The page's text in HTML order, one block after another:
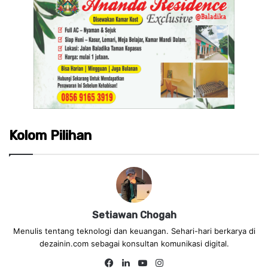
Kolom Pilihan
Setiawan Chogah
Menulis tentang teknologi dan keuangan. Sehari-hari berkarya di
dezainin.com sebagai konsultan komunikasi digital.
Fa
Lin
Yo